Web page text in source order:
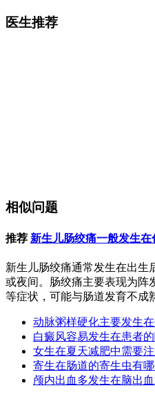
医生推荐
相似问题
推荐 新生儿肠绞痛一般发生在
新生儿肠绞痛通常发生在出生
或夜间。肠绞痛主要表现为阵
等症状，可能与肠道发育不成
动脉粥样硬化主要发生
白癜风容易发生在患者
女生在夏天减肥中需要
寄生在肠道的寄生虫有
颅内出血多发生在脑出